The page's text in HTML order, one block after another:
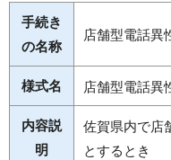
手続き
の名称
店舗型電話異
様式名 店舗型電話異
内容説
明
佐賀県内で店
とするとき